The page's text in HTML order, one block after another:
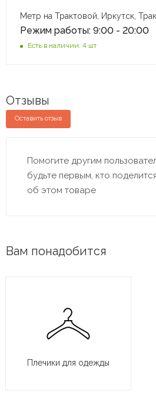
Метр на Трактовой, Иркутск,
Режим работы: 9:00 - 20:00
Есть в наличии: 4 шт
Отзывы
Оставить отзыв
Помогите другим
будьте первым, кто
об этом товаре
Вам понадобится
Плечики для одежды